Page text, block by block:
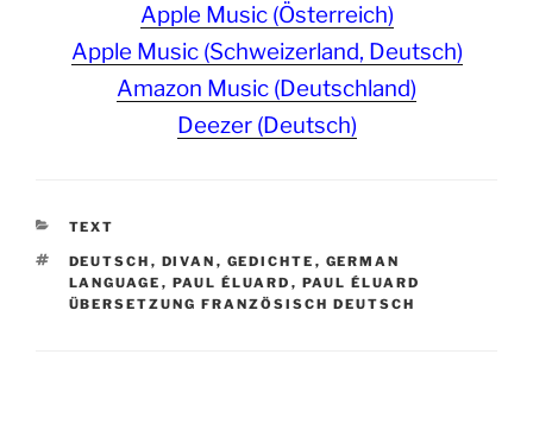
Apple Music (Österreich)
Apple Music (Schweizerland, Deutsch)
Amazon Music (Deutschland)
Deezer (Deutsch)
CATEGORIES
TEXT
TAGS
DEUTSCH , DIVAN , GEDICHTE , GERMAN
LANGUAGE , PAUL ÉLUARD , PAUL ÉLUARD
ÜBERSETZUNG FRANZÖSISCH DEUTSCH